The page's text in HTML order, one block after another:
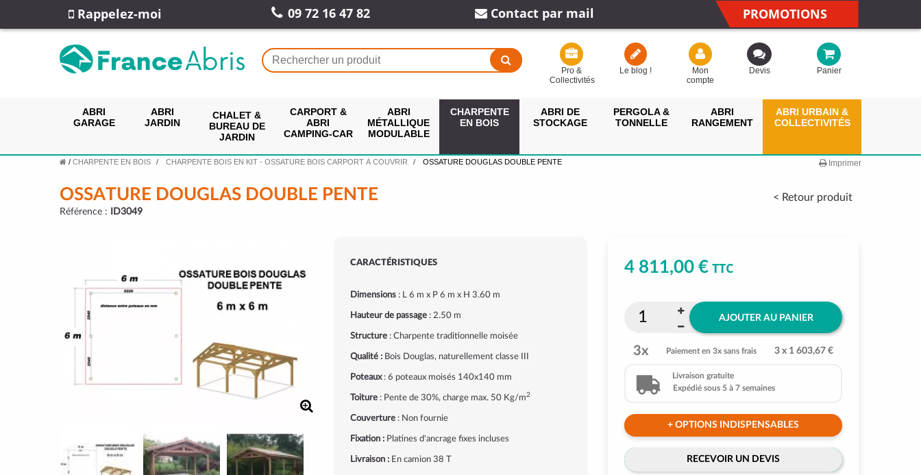
Rappelez-moi 09 72 16 47 82 Contact par mail PROMOTIONS
Pro &
Collectivités
Le blog !
Mon
compte
Devis Panier
ABRI
GARAGE
ABRI
JARDIN
CHALET &
BUREAU DE
JARDIN
CARPORT &
ABRI
CAMPING-CAR
ABRI
MÉTALLIQUE
MODULABLE
CHARPENTE
EN BOIS
ABRI DE
STOCKAGE
PERGOLA &
TONNELLE
ABRI
RANGEMENT
ABRI URBAIN &
COLLECTIVITÉS
/ CHARPENTE EN BOIS CHARPENTE BOIS EN KIT - OSSATURE BOIS CARPORT À COUVRIR OSSATURE DOUGLAS DOUBLE PENTE Imprimer
< Retour produit
OSSATURE DOUGLAS DOUBLE PENTE
Référence : ID3049
CARACTÉRISTIQUES
Dimensions: L 6 m x P 6 m x H 3.60 m
Hauteur de passage: 2.50 m
Structure: Charpente traditionnelle moisée
Qualité :Bois Douglas, naturellement classe III
Poteaux: 6 poteaux moisés 140x140 mm
Toiture: Pente de 30%, charge max. 50 Kg/m2
Couverture: Non fournie
Fixation :Platines d'ancrage fixes incluses
Livraison : En camion 38 T
4 811,00 €TTC
AJOUTER AU PANIER
3x Paiement en 3x sans frais 3 x 1 603,67 €
Livraison gratuite
Expédié sous 5 à 7 semaines
+ OPTIONS INDISPENSABLES
RECEVOIR UN DEVIS